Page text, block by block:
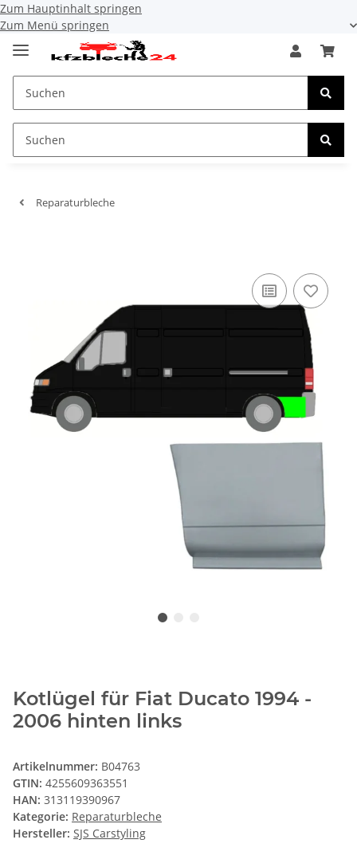
Zum Hauptinhalt springen
Zum Menü springen
Reparaturbleche
Kotlügel für Fiat Ducato 1994 -
2006 hinten links
Artikelnummer: B04763
GTIN: 4255609363551
HAN: 313119390967
Kategorie: Reparaturbleche
Hersteller: SJS Carstyling